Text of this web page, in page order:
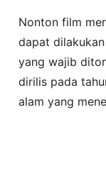
Nonton film
dapat
yang wajib
dirilis pada
alam yang